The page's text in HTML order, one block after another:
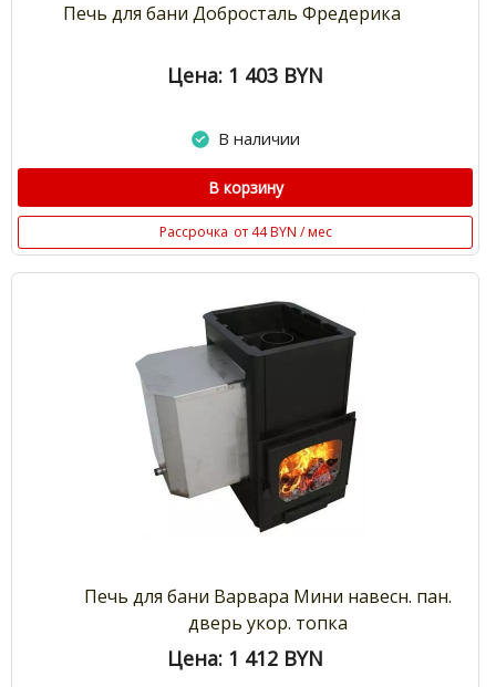
Печь для бани Добросталь Фредерика
Цена: 1 403 BYN
В наличии
В корзину
Рассрочка от 44 BYN / мес
Печь для бани Варвара Мини навесн. пан.
дверь укор. топка
Цена: 1 412 BYN